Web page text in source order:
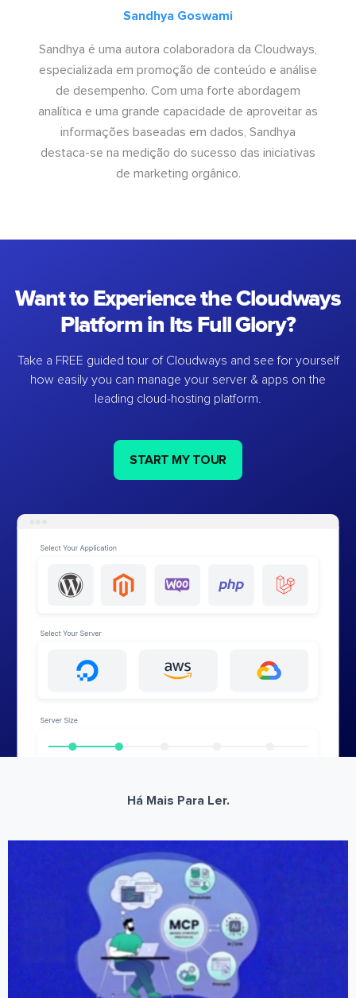
Sandhya Goswami
Sandhya é uma autora colaboradora da Cloudways,
especializada em promoção de conteúdo e análise
de desempenho. Com uma forte abordagem
analítica e uma grande capacidade de aproveitar as
informações baseadas em dados, Sandhya
destaca-se na medição do sucesso das iniciativas
de marketing orgânico.
Want to Experience the Cloudways
Platform in Its Full Glory?
Take a FREE guided tour of Cloudways and see for yourself
how easily you can manage your server & apps on the
leading cloud-hosting platform.
START MY TOUR
Há Mais Para Ler.